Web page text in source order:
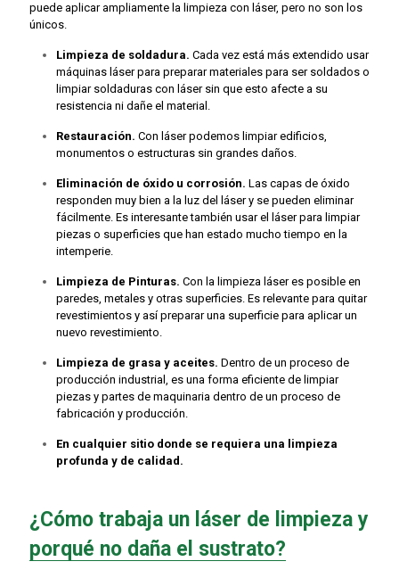
puede aplicar ampliamente la limpieza con láser, pero no son los
únicos.
Limpieza de soldadura. Cada vez está más extendido usar
máquinas láser para preparar materiales para ser soldados o
limpiar soldaduras con láser sin que esto afecte a su
resistencia ni dañe el material.
Restauración. Con láser podemos limpiar edificios,
monumentos o estructuras sin grandes daños.
Eliminación de óxido u corrosión. Las capas de óxido
responden muy bien a la luz del láser y se pueden eliminar
fácilmente. Es interesante también usar el láser para limpiar
piezas o superficies que han estado mucho tiempo en la
intemperie.
Limpieza de Pinturas. Con la limpieza láser es posible en
paredes, metales y otras superficies. Es relevante para quitar
revestimientos y así preparar una superficie para aplicar un
nuevo revestimiento.
Limpieza de grasa y aceites. Dentro de un proceso de
producción industrial, es una forma eficiente de limpiar
piezas y partes de maquinaria dentro de un proceso de
fabricación y producción.
En cualquier sitio donde se requiera una limpieza
profunda y de calidad.
¿Cómo trabaja un láser de limpieza y
porqué no daña el sustrato?